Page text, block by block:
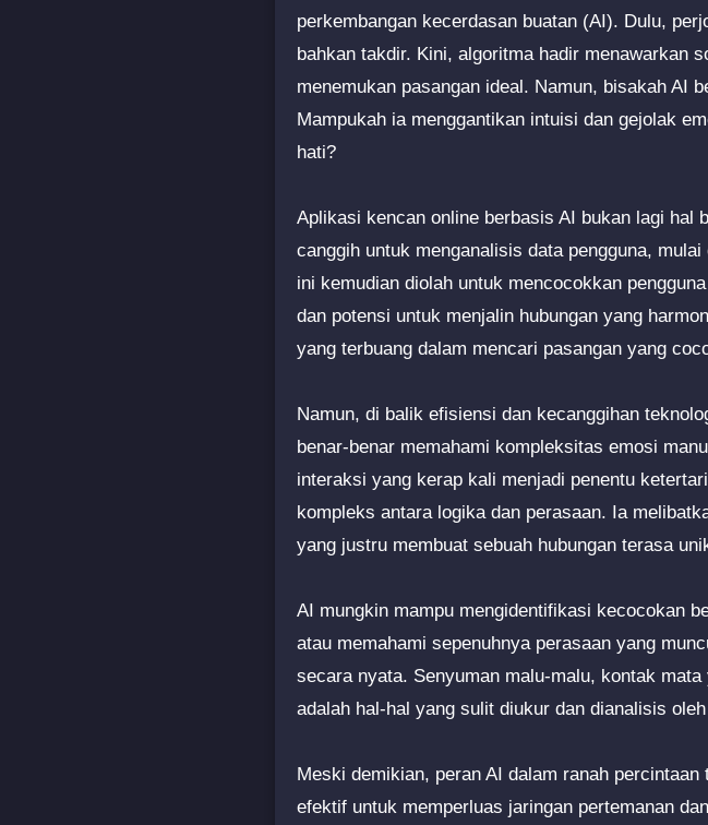
perkembangan kecerdasan buatan (AI). Dulu,
bahkan takdir. Kini, algoritma hadir menawarkan
menemukan pasangan ideal. Namun, bisakah AI
Mampukah ia menggantikan intuisi dan gejolak
hati?
Aplikasi kencan online berbasis AI bukan lagi hal
canggih untuk menganalisis data pengguna,
ini kemudian diolah untuk mencocokkan
dan potensi untuk menjalin hubungan yang
yang terbuang dalam mencari pasangan yang
Namun, di balik efisiensi dan kecanggihan
benar-benar memahami kompleksitas emosi
interaksi yang kerap kali menjadi penentu
kompleks antara logika dan perasaan. Ia
yang justru membuat sebuah hubungan terasa
AI mungkin mampu mengidentifikasi kecocokan
atau memahami sepenuhnya perasaan yang
secara nyata. Senyuman malu-malu, kontak
adalah hal-hal yang sulit diukur dan dianalisis
Meski demikian, peran AI dalam ranah
efektif untuk memperluas jaringan pertemanan